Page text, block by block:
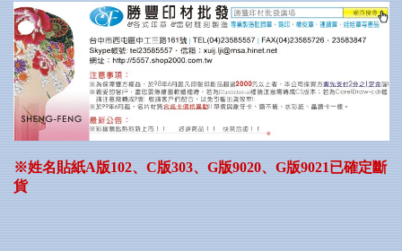
※姓名貼紙A版102、C版303、G版9020、G版9021已確定斷
貨